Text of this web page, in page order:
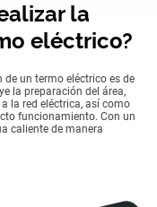
la
eléctrico?
un termo eléctrico es de
la preparación del área,
la red eléctrica, así como
funcionamiento. Con un
caliente de manera